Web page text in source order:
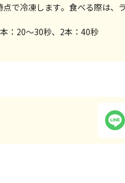
で冷凍します。食べる際は、
：20～30秒、2本：40秒